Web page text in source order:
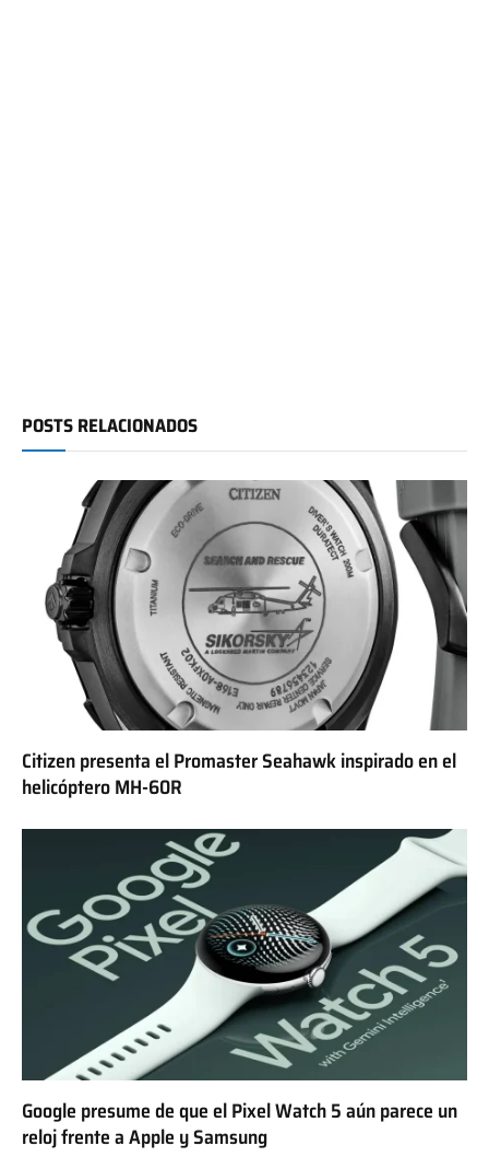
POSTS RELACIONADOS
Citizen presenta el Promaster Seahawk inspirado en el
helicóptero MH-60R
Google presume de que el Pixel Watch 5 aún parece un
reloj frente a Apple y Samsung